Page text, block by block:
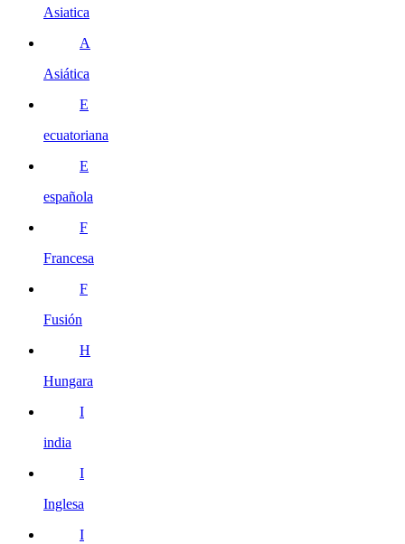
Asiatica
A
Asiática
E
ecuatoriana
E
española
F
Francesa
F
Fusión
H
Hungara
I
india
I
Inglesa
I